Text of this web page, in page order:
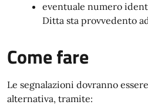
eventuale numero
Ditta sta provvedento
Come fare
Le segnalazioni dovranno
alternativa, tramite: